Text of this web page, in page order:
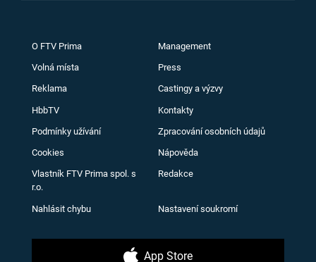
O FTV Prima Management
Volná místa Press
Reklama Castingy a výzvy
HbbTV Kontakty
Podmínky užívání Zpracování osobních údajů
Cookies Nápověda
Vlastník FTV Prima spol. s
r.o.
Redakce
Nahlásit chybu Nastavení soukromí
App Store